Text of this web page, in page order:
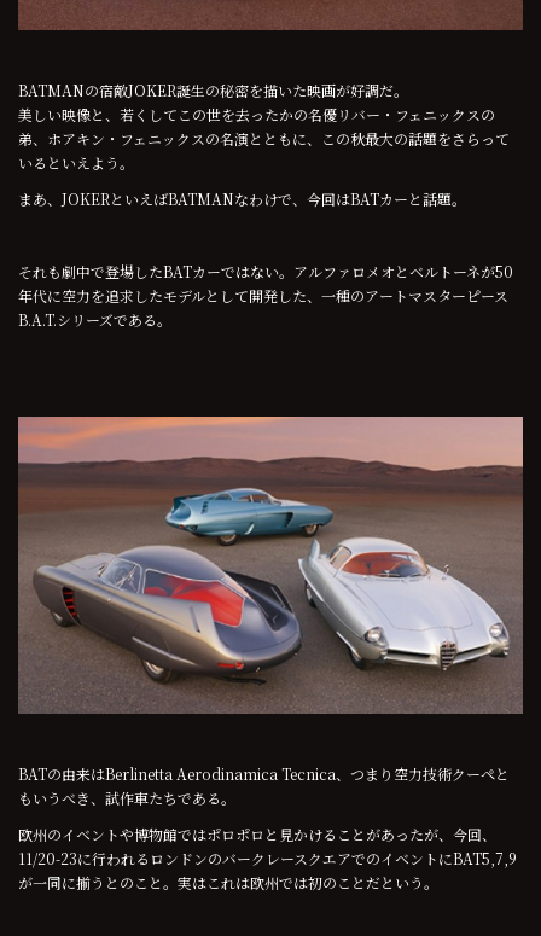
BATMANの宿敵JOKER誕生の秘密を描いた映画が好調だ。
美しい映像と、若くしてこの世を去ったかの名優リバー・フェニックスの
弟、ホアキン・フェニックスの名演とともに、この秋最大の話題をさらって
いるといえよう。
まあ、JOKERといえばBATMANなわけで、今回はBATカーと話題。
それも劇中で登場したBATカーではない。アルファロメオとベルトーネが50
年代に空力を追求したモデルとして開発した、一種のアートマスターピース
B.A.T.シリーズである。
BATの由来はBerlinetta Aerodinamica Tecnica、つまり空力技術クーペと
もいうべき、試作車たちである。
欧州のイベントや博物館ではポロポロと見かけることがあったが、今回、
11/20-23に行われるロンドンのバークレースクエアでのイベントにBAT5,7,9
が一同に揃うとのこと。実はこれは欧州では初のことだという。